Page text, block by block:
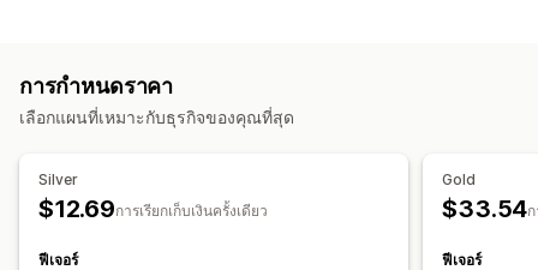
พื้นหลังที่กำหนดเอง การเติมแบบ Generative
การกำหนดราคา
เลือกแผนที่เหมาะกับธุรกิจของคุณที่สุด
Silver
$12.69การเรียกเก็บเงินครั้งเดียว
ฟีเจอร์
Gold
$33.54
ฟีเจอร์